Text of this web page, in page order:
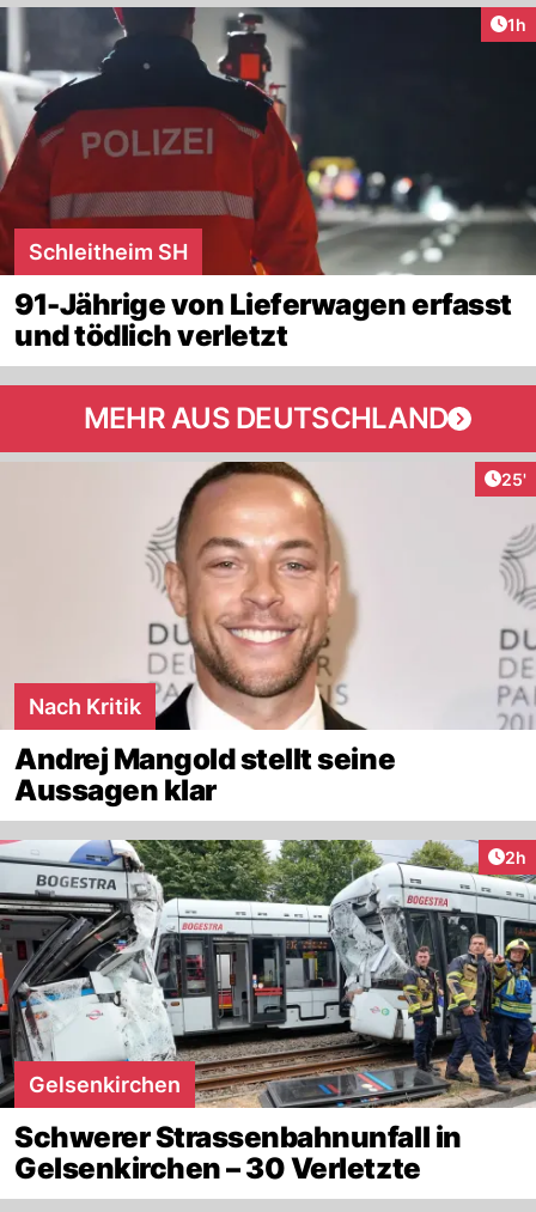
1h
Schleitheim SH
91-Jährige von Lieferwagen erfasst
und tödlich verletzt
MEHR AUS DEUTSCHLAND
25'
Nach Kritik
Andrej Mangold stellt seine
Aussagen klar
2h
Gelsenkirchen
Schwerer Strassenbahnunfall in
Gelsenkirchen – 30 Verletzte